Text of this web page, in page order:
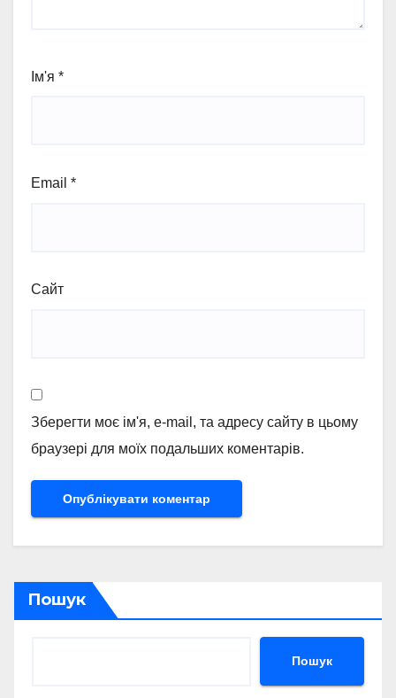
Ім'я *
Email *
Сайт
Зберегти моє ім'я, e-mail, та адресу сайту в цьому
браузері для моїх подальших коментарів.
Пошук
Пошук